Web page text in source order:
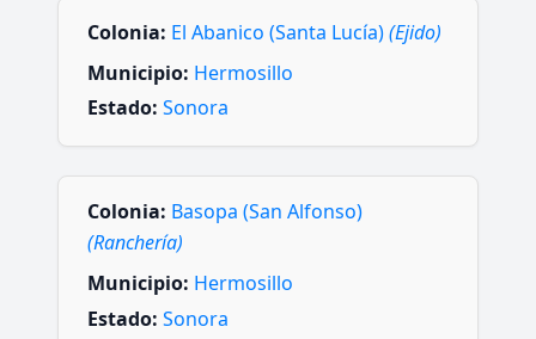
Colonia: El Abanico (Santa Lucía)(Ejido)
Municipio: Hermosillo
Estado: Sonora
Colonia: Basopa (San Alfonso)
(Ranchería)
Municipio: Hermosillo
Estado: Sonora